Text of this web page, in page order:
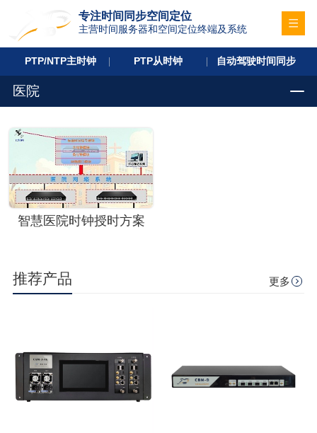
专注时间同步空间定位
主营时间服务器和空间定位终端及系统
PTP/NTP主时钟 PTP从时钟 自动驾驶时间同步
医院
智慧医院时钟授时方案
推荐产品 更多